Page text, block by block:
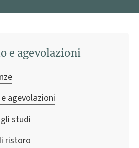
e agevolazioni
agevolazioni
studi
ristoro